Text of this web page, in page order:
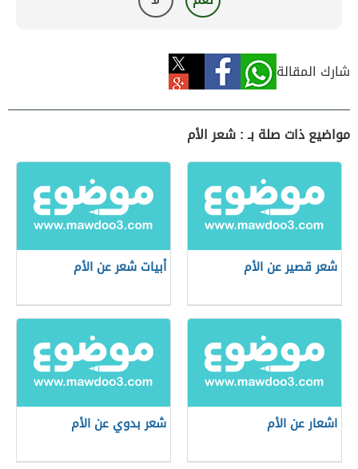
شارك المقالة
مواضيع ذات صلة بـ : شعر الأم
شعر قصير عن الأم أبيات شعر عن الأم
اشعار عن الأم شعر بدوي عن الأم